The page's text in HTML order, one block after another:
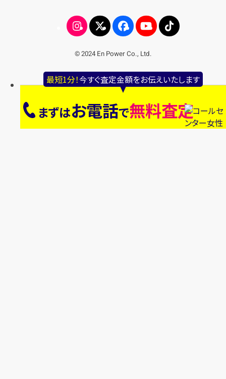
最短1分！今すぐ査定金額をお伝えいたします
まずはお電話で無料査定
© 2024 En Power Co., Ltd.